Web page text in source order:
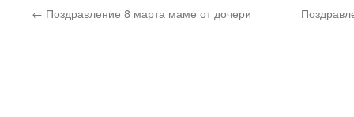
← Поздравление 8 марта маме от дочери